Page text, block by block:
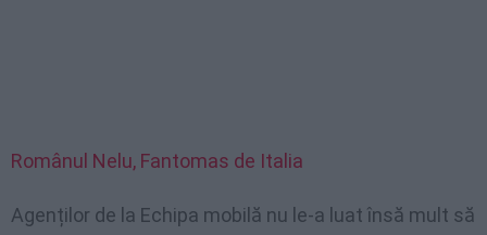
Românul Nelu, Fantomas de Italia
Agenților de la Echipa mobilă nu le-a luat însă mult să